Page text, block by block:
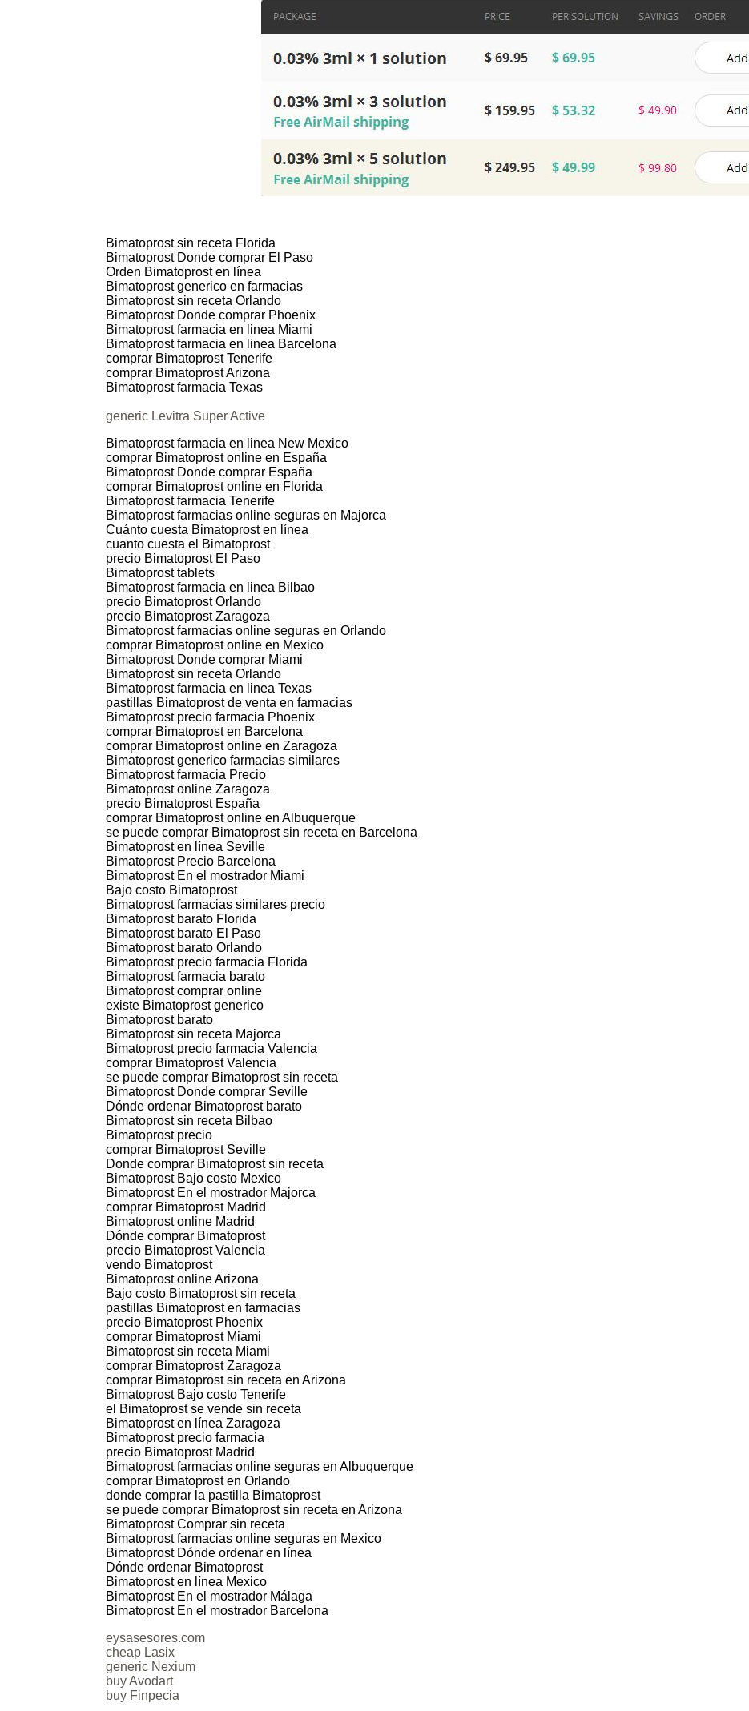
Bimatoprost sin receta Florida
Bimatoprost Donde comprar El Paso
Orden Bimatoprost en línea
Bimatoprost generico en farmacias
Bimatoprost sin receta Orlando
Bimatoprost Donde comprar Phoenix
Bimatoprost farmacia en linea Miami
Bimatoprost farmacia en linea Barcelona
comprar Bimatoprost Tenerife
comprar Bimatoprost Arizona
Bimatoprost farmacia Texas
generic Levitra Super Active
Bimatoprost farmacia en linea New Mexico
comprar Bimatoprost online en España
Bimatoprost Donde comprar España
comprar Bimatoprost online en Florida
Bimatoprost farmacia Tenerife
Bimatoprost farmacias online seguras en Majorca
Cuánto cuesta Bimatoprost en línea
cuanto cuesta el Bimatoprost
precio Bimatoprost El Paso
Bimatoprost tablets
Bimatoprost farmacia en linea Bilbao
precio Bimatoprost Orlando
precio Bimatoprost Zaragoza
Bimatoprost farmacias online seguras en Orlando
comprar Bimatoprost online en Mexico
Bimatoprost Donde comprar Miami
Bimatoprost sin receta Orlando
Bimatoprost farmacia en linea Texas
pastillas Bimatoprost de venta en farmacias
Bimatoprost precio farmacia Phoenix
comprar Bimatoprost en Barcelona
comprar Bimatoprost online en Zaragoza
Bimatoprost generico farmacias similares
Bimatoprost farmacia Precio
Bimatoprost online Zaragoza
precio Bimatoprost España
comprar Bimatoprost online en Albuquerque
se puede comprar Bimatoprost sin receta en Barcelona
Bimatoprost en línea Seville
Bimatoprost Precio Barcelona
Bimatoprost En el mostrador Miami
Bajo costo Bimatoprost
Bimatoprost farmacias similares precio
Bimatoprost barato Florida
Bimatoprost barato El Paso
Bimatoprost barato Orlando
Bimatoprost precio farmacia Florida
Bimatoprost farmacia barato
Bimatoprost comprar online
existe Bimatoprost generico
Bimatoprost barato
Bimatoprost sin receta Majorca
Bimatoprost precio farmacia Valencia
comprar Bimatoprost Valencia
se puede comprar Bimatoprost sin receta
Bimatoprost Donde comprar Seville
Dónde ordenar Bimatoprost barato
Bimatoprost sin receta Bilbao
Bimatoprost precio
comprar Bimatoprost Seville
Donde comprar Bimatoprost sin receta
Bimatoprost Bajo costo Mexico
Bimatoprost En el mostrador Majorca
comprar Bimatoprost Madrid
Bimatoprost online Madrid
Dónde comprar Bimatoprost
precio Bimatoprost Valencia
vendo Bimatoprost
Bimatoprost online Arizona
Bajo costo Bimatoprost sin receta
pastillas Bimatoprost en farmacias
precio Bimatoprost Phoenix
comprar Bimatoprost Miami
Bimatoprost sin receta Miami
comprar Bimatoprost Zaragoza
comprar Bimatoprost sin receta en Arizona
Bimatoprost Bajo costo Tenerife
el Bimatoprost se vende sin receta
Bimatoprost en línea Zaragoza
Bimatoprost precio farmacia
precio Bimatoprost Madrid
Bimatoprost farmacias online seguras en Albuquerque
comprar Bimatoprost en Orlando
donde comprar la pastilla Bimatoprost
se puede comprar Bimatoprost sin receta en Arizona
Bimatoprost Comprar sin receta
Bimatoprost farmacias online seguras en Mexico
Bimatoprost Dónde ordenar en línea
Dónde ordenar Bimatoprost
Bimatoprost en línea Mexico
Bimatoprost En el mostrador Málaga
Bimatoprost En el mostrador Barcelona
eysasesores.com
cheap Lasix
generic Nexium
buy Avodart
buy Finpecia